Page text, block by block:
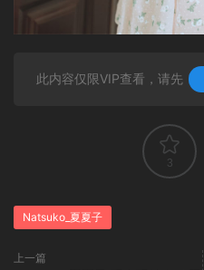
此内容仅限VIP查看，请先
3
Natsuko_夏夏子
上一篇